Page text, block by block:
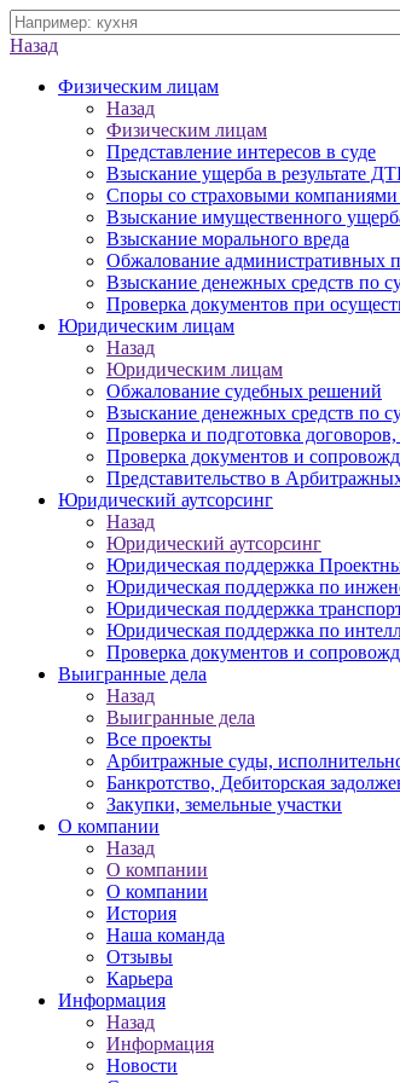
Назад
Физическим лицам
Назад
Физическим лицам
Представление интересов в суде
Взыскание ущерба в результате
Споры со страховыми
Взыскание имущественного
Взыскание морального вреда
Обжалование административных
Взыскание денежных средств по
Проверка документов при
Юридическим лицам
Назад
Юридическим лицам
Обжалование судебных решений
Взыскание денежных средств по
Проверка и подготовка
Проверка документов и
Представительство в
Юридический аутсорсинг
Назад
Юридический аутсорсинг
Юридическая поддержка
Юридическая поддержка по
Юридическая поддержка
Юридическая поддержка по
Проверка документов и
Выигранные дела
Назад
Выигранные дела
Все проекты
Арбитражные суды,
Банкротство, Дебиторская
Закупки, земельные участки
О компании
Назад
О компании
О компании
История
Наша команда
Отзывы
Карьера
Информация
Назад
Информация
Новости